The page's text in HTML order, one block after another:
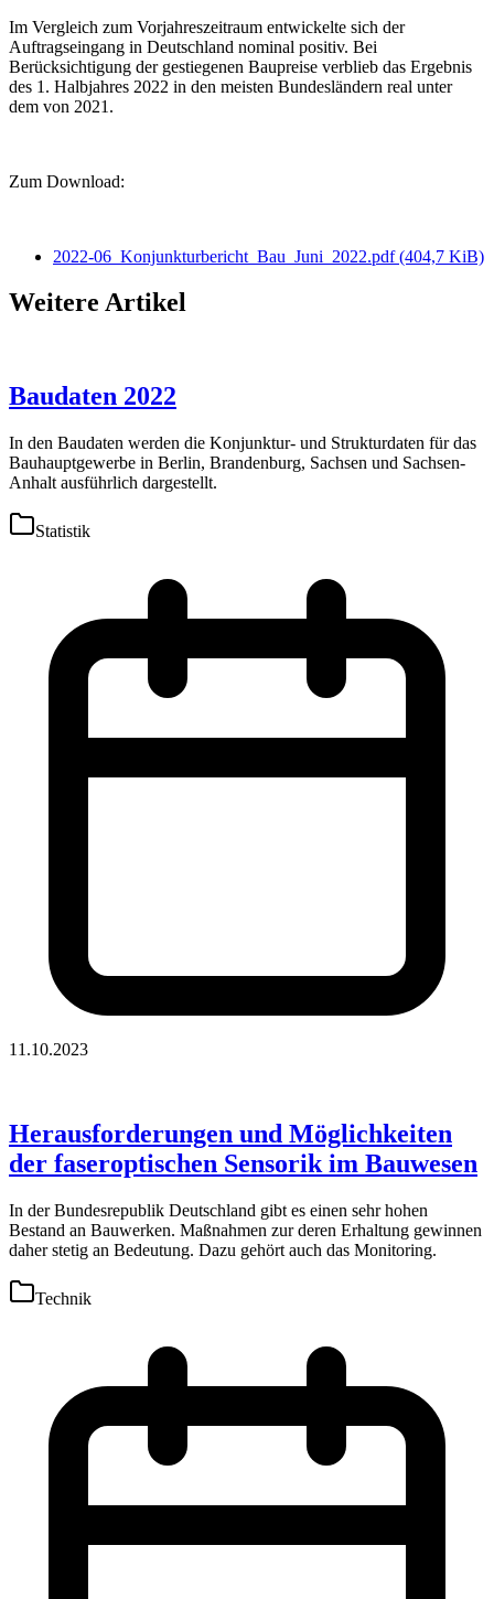
Im Vergleich zum Vorjahreszeitraum entwickelte sich der
Auftragseingang in Deutschland nominal positiv. Bei
Berücksichtigung der gestiegenen Baupreise verblieb das Ergebnis
des 1. Halbjahres 2022 in den meisten Bundesländern real unter
dem von 2021.
Zum Download:
2022-06_Konjunkturbericht_Bau_Juni_2022.pdf(404,7 KiB)
Weitere Artikel
Baudaten 2022
In den Baudaten werden die Konjunktur- und Strukturdaten für das
Bauhauptgewerbe in Berlin, Brandenburg, Sachsen und Sachsen-
Anhalt ausführlich dargestellt.
Statistik
11.10.2023
Herausforderungen und Möglichkeiten
der faseroptischen Sensorik im Bauwesen
In der Bundesrepublik Deutschland gibt es einen sehr hohen
Bestand an Bauwerken. Maßnahmen zur deren Erhaltung gewinnen
daher stetig an Bedeutung. Dazu gehört auch das Monitoring.
Technik